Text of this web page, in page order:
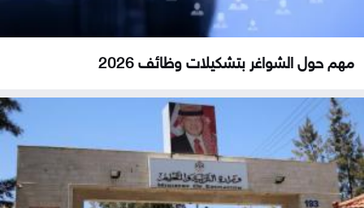
مهم حول الشواغر بتشكيلات وظائف 2026